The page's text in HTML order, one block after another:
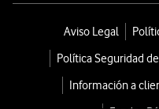
Aviso Legal
Política Seguridad
Información a